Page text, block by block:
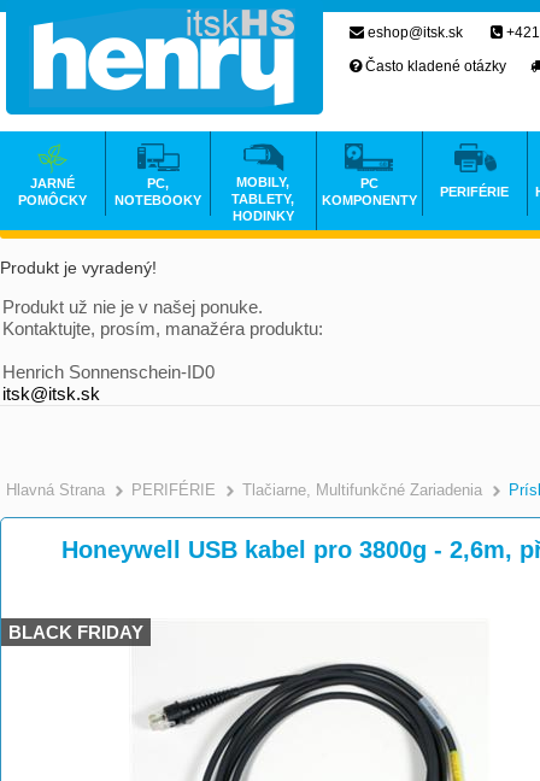
Produkt je vyradený!
Produkt už nie je v našej ponuke.
Kontaktujte, prosím, manažéra produktu:
Henrich Sonnenschein-ID0
itsk@itsk.sk
Hlavná Strana >
PERIFÉRIE >
Tlačiarne, Multifunkčné Zariadenia
Honeywell USB kabel pro 3800g - 2,6m,
BLACK FRIDAY
eshop@itsk.sk
Často kladené otázky
JARNÉ
POMÔCKY
PC,
NOTEBOOKY
MOBILY,
TABLETY,
HODINKY
PC
KOMPONENTY
PERIFÉRIE